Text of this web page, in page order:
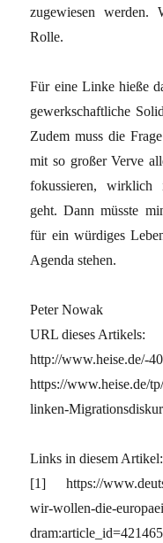
zugewiesen
Rolle.
Für eine Linke hieße
gewerkschaftliche
Zudem muss die
mit so großer Verve
fokussieren, wirklich
geht. Dann müsste
für ein würdiges
Agenda stehen.
Peter Nowak
URL dieses Artikels:
http://www.heise.de/-
https://www.heise.de/
linken-
Links in diesem Artikel:
[1] https://
wir-wollen-die-
dram:article_id=421465